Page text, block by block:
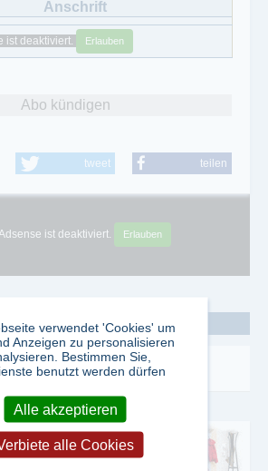
ist deaktiviert. Erlauben
Abo kündigen
tweet teilen
ist deaktiviert. Erlauben
Thema:
-Meldungen
verwendet 'Cookies' um
Anzeigen zu personalisieren
Bestimmen Sie,
benutzt werden dürfen
Alle akzeptieren
alle Cookies